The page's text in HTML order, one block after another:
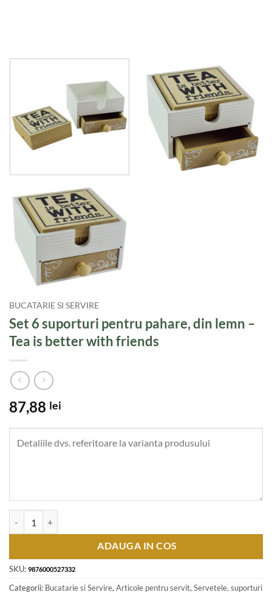
BUCATARIE SI SERVIRE
Set 6 suporturi pentru pahare, din lemn –
Tea is better with friends
87,88 lei
ADAUGA IN COS
SKU: 9876000527332
Categorii: Bucatarie si Servire, Articole pentru servit, Servetele, suporturi